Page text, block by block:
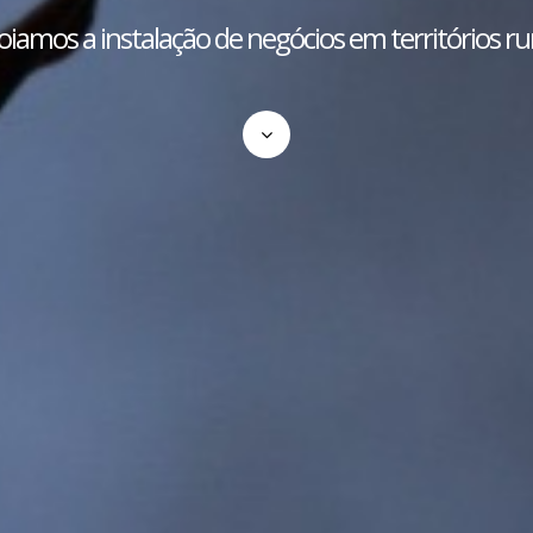
a instalação de negócios em territórios